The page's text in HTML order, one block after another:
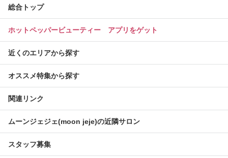
総合トップ
ホットペッパービューティー アプリをゲット
近くのエリアから探す
オススメ特集から探す
関連リンク
ムーンジェジェ(moon jeje)の近隣サロン
スタッフ募集